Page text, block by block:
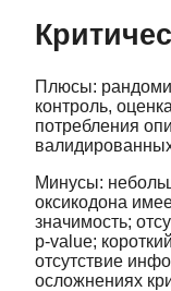
Плюсы:
контроль,
потребления
Минусы:
оксикодона
значимость;
p‑value;
отсутствие
осложнениях